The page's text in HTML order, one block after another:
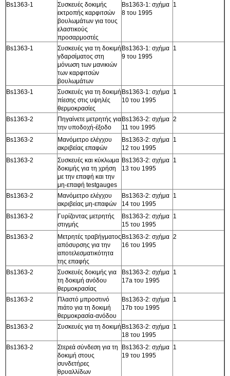
Bs1363-1
Συσκευές δοκιμής
εκτροπής καρφιτσών
βουλωμάτων για τους
ελαστικούς
προσαρμοστές
Bs1363-1: σχήμα
8 του 1995
1
Bs1363-1
Συσκευές για τη δοκιμή
γδαρσίματος στη
μόνωση των μανικιών
των καρφιτσών
βουλωμάτων
Bs1363-1: σχήμα
9 του 1995
1
Bs1363-1
Συσκευές για τη δοκιμή
πίεσης στις υψηλές
θερμοκρασίες
Bs1363-1: σχήμα
10 του 1995
1
Bs1363-2
Πηγαίνετε μετρητής για
την υποδοχή-έξοδο
Bs1363-2: σχήμα
11 του 1995
2
Bs1363-2
Μανόμετρο ελέγχου
ακριβείας επαφών
Bs1363-2: σχήμα
12 του 1995
1
Bs1363-2
Συσκευές και κύκλωμα
δοκιμής για τη χρήση
με την επαφή και την
μη-επαφή testgauges
Bs1363-2: σχήμα
13 του 1995
1
Bs1363-2
Μανόμετρο ελέγχου
ακριβείας μη-επαφών
Bs1363-2: σχήμα
14 του 1995
1
Bs1363-2
Γυρίζοντας μετρητής
στιγμής
Bs1363-2: σχήμα
15 του 1995
1
Bs1363-2
Μετρητές τραβήγματος
απόσυρσης για την
αποτελεσματικότητα
της επαφής
Bs1363-2: σχήμα
16 του 1995
2
Bs1363-2
Συσκευές δοκιμής για
τη δοκιμή ανόδου
θερμοκρασίας
Bs1363-2: σχήμα
17a του 1995
1
Bs1363-2
Πλαστό μπροστινό
πιάτο για τη δοκιμή
θερμοκρασία-ανόδου
Bs1363-2: σχήμα
17b του 1995
1
Bs1363-2 Συσκευές για τη δοκιμή Bs1363-2: σχήμα
18 του 1995
1
Bs1363-2
Στερεά σύνδεση για τη
δοκιμή στους
συνδετήρες
θρυαλλίδων
Bs1363-2: σχήμα
19 του 1995
1